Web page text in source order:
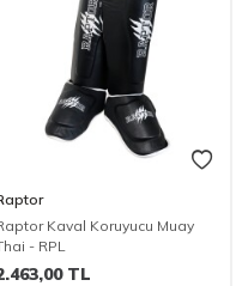
Kaval Koruyucu Muay
- RPL
TL